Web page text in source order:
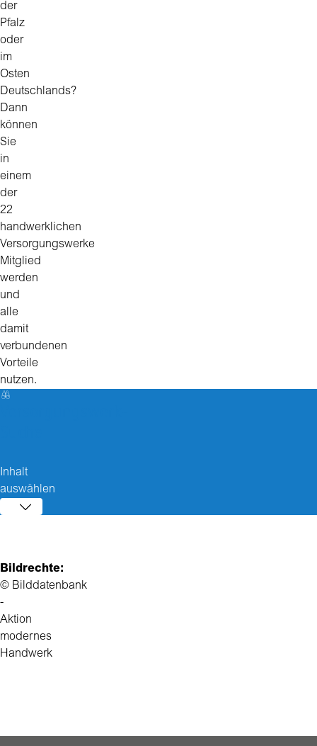
der
Pfalz
oder
im
Osten
Deutschlands?
Dann
können
Sie
in
einem
der
22
handwerklichen
Versorgungswerke
Mitglied
werden
und
alle
damit
verbundenen
Vorteile
nutzen.
Inhalt
auswählen
Bildrechte:
© Bilddatenbank
-
Aktion
modernes
Handwerk